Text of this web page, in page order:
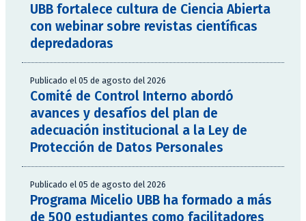
UBB fortalece cultura de Ciencia Abierta
con webinar sobre revistas científicas
depredadoras
Publicado el 05 de agosto del 2026
Comité de Control Interno abordó
avances y desafíos del plan de
adecuación institucional a la Ley de
Protección de Datos Personales
Publicado el 05 de agosto del 2026
Programa Micelio UBB ha formado a más
de 500 estudiantes como facilitadores